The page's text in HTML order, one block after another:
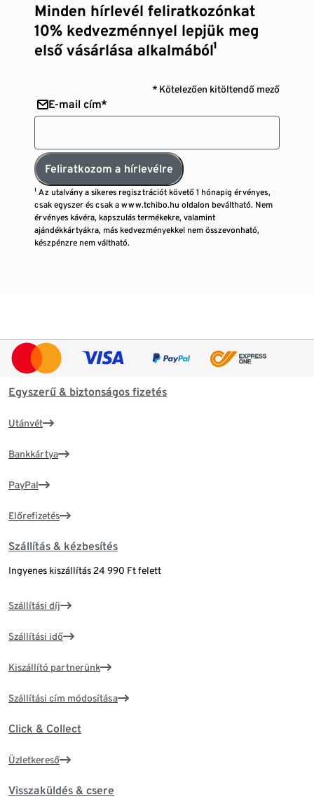
Minden hírlevél feliratkozónkat
10% kedvezménnyel lepjük meg
első vásárlása alkalmából¹
* Kötelezően kitöltendő mező
E-mail cím*
Feliratkozom a hírlevélre
¹ Az utalvány a sikeres regisztrációt követő 1 hónapig érvényes,
csak egyszer és csak a www.tchibo.hu oldalon beváltható. Nem
érvényes kávéra, kapszulás termékekre, valamint
ajándékkártyákra, más kedvezményekkel nem összevonható,
készpénzre nem váltható.
Egyszerű & biztonságos fizetés
Utánvét
Bankkártya
PayPal
Előrefizetés
Szállítás & kézbesítés
Ingyenes kiszállítás 24 990 Ft felett
Szállítási díj
Szállítási idő
Kiszállító partnerünk
Szállítási cím módosítása
Click & Collect
Üzletkereső
Visszaküldés & csere